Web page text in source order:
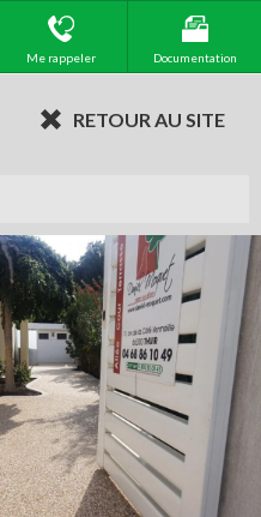
Me rappeler Documentation
RETOUR AU SITE